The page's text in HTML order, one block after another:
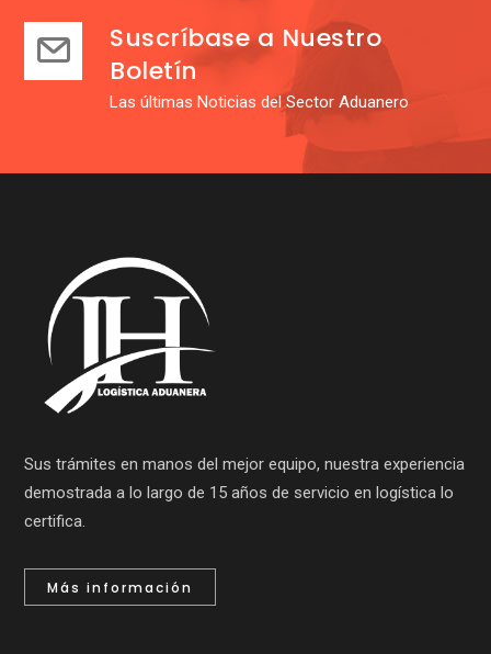
Suscríbase a Nuestro
Boletín
Las últimas Noticias del Sector Aduanero
Sus trámites en manos del mejor equipo, nuestra experiencia
demostrada a lo largo de 15 años de servicio en logística lo
certifica.
Más información